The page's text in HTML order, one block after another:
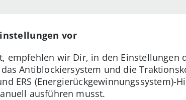
vor
empfehlen wir Dir, in den Einstellungen
Antiblockiersystem und die
ERS (Energierückgewinnungssystem)-
ausführen musst.